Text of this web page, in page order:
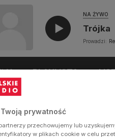
NA ŻYWO
Trójka
Prowadzi:
PLAYLISTA
Twoją prywatność
przechowujemy lub
w plikach cookie w celu